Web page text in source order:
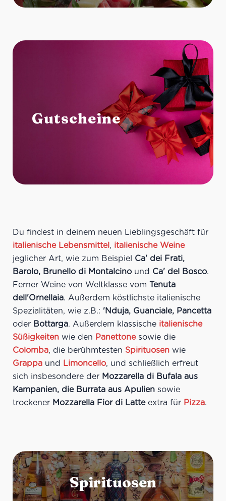
Gutscheine
Du findest in deinem neuen Lieblingsgeschäft für
italienische Lebensmittel, italienische Weine
jeglicher Art, wie zum Beispiel Ca' dei Frati,
Barolo, Brunello di Montalcino und Ca' del Bosco.
Ferner Weine von Weltklasse vomTenuta
dell'Ornellaia. Außerdem köstlichste italienische
Spezialitäten, wie z.B.: 'Nduja, Guanciale, Pancetta
oder Bottarga. Außerdem klassische italienische
Süßigkeiten wie den Panettonesowie die
Colomba, die berühmtesten Spirituosen wie
Grappa und Limoncello, und schließlich erfreut
sich insbesondere der Mozzarella di Bufala aus
Kampanien, die Burrata aus Apulien sowie
trockener Mozzarella Fior di Latteextra für Pizza.